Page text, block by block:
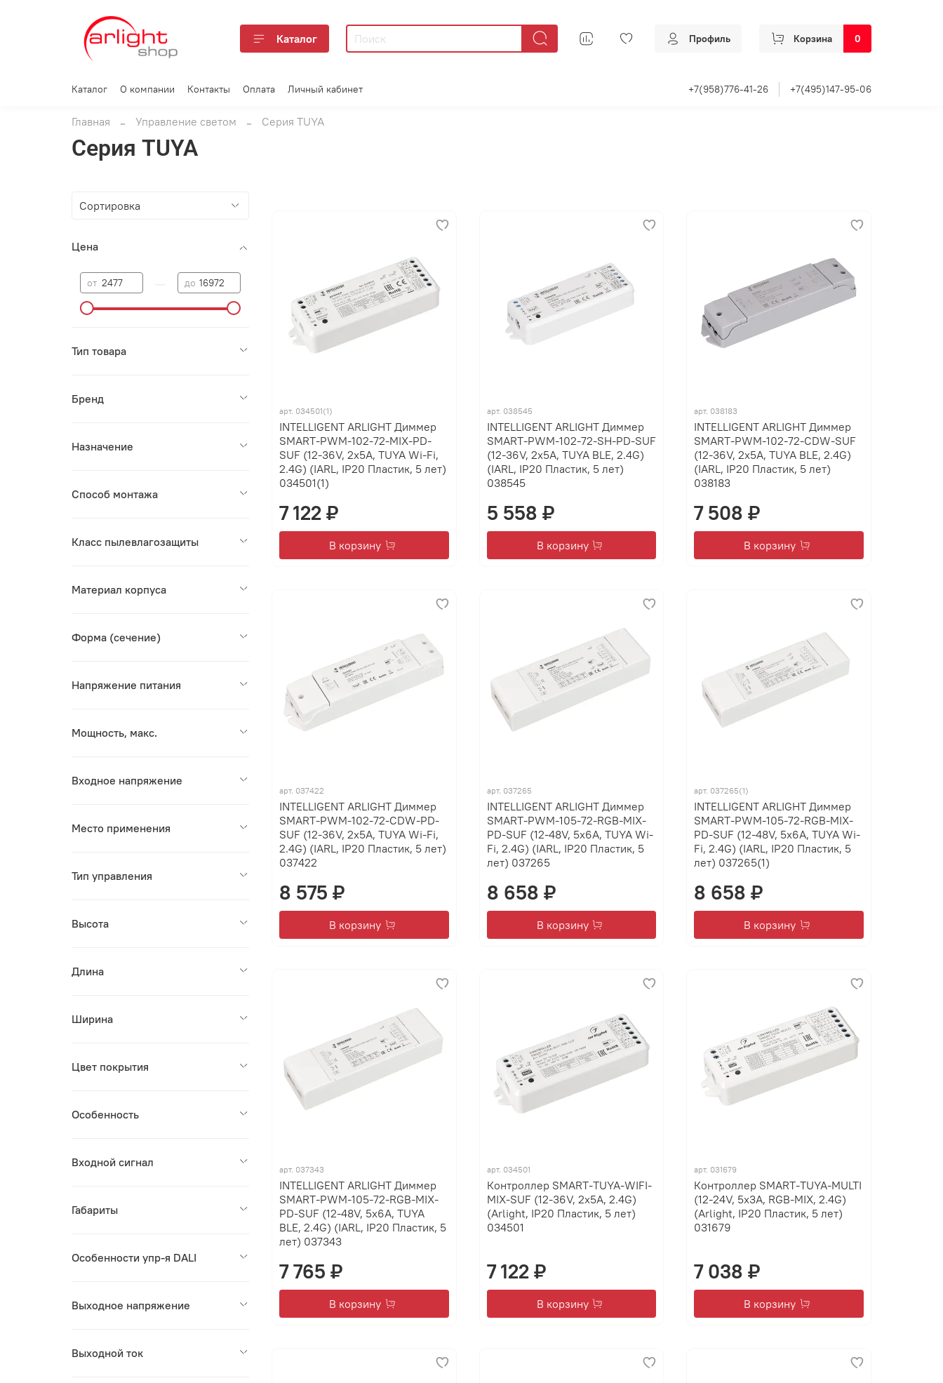
Каталог Профиль Корзина 0
Каталог О компании Контакты Оплата Личный кабинет +7(958)776-41-26 +7(495)147-95-06
Главная Управление светом Серия TUYA
Серия TUYA
арт. 034501(1)
INTELLIGENT ARLIGHT Диммер
SMART-PWM-102-72-MIX-PD-
SUF (12-36V, 2x5A, TUYA Wi-Fi,
2.4G) (IARL, IP20 Пластик, 5 лет)
034501(1)
7 122 ₽
В корзину
арт. 038545
INTELLIGENT ARLIGHT Диммер
SMART-PWM-102-72-SH-PD-SUF
(12-36V, 2x5A, TUYA BLE, 2.4G)
(IARL, IP20 Пластик, 5 лет)
038545
5 558 ₽
В корзину
арт. 038183
INTELLIGENT ARLIGHT Диммер
SMART-PWM-102-72-CDW-SUF
(12-36V, 2x5A, TUYA BLE, 2.4G)
(IARL, IP20 Пластик, 5 лет)
038183
7 508 ₽
В корзину
арт. 037422
INTELLIGENT ARLIGHT Диммер
SMART-PWM-102-72-CDW-PD-
SUF (12-36V, 2x5A, TUYA Wi-Fi,
2.4G) (IARL, IP20 Пластик, 5 лет)
037422
8 575 ₽
В корзину
арт. 037265
INTELLIGENT ARLIGHT Диммер
SMART-PWM-105-72-RGB-MIX-
PD-SUF (12-48V, 5x6A, TUYA Wi-
Fi, 2.4G) (IARL, IP20 Пластик, 5
лет) 037265
8 658 ₽
В корзину
арт. 037265(1)
INTELLIGENT ARLIGHT Диммер
SMART-PWM-105-72-RGB-MIX-
PD-SUF (12-48V, 5x6A, TUYA Wi-
Fi, 2.4G) (IARL, IP20 Пластик, 5
лет) 037265(1)
8 658 ₽
В корзину
арт. 037343
INTELLIGENT ARLIGHT Диммер
SMART-PWM-105-72-RGB-MIX-
PD-SUF (12-48V, 5x6A, TUYA
BLE, 2.4G) (IARL, IP20 Пластик, 5
лет) 037343
7 765 ₽
В корзину
арт. 034501
Контроллер SMART-TUYA-WIFI-
MIX-SUF (12-36V, 2x5A, 2.4G)
(Arlight, IP20 Пластик, 5 лет)
034501
7 122 ₽
В корзину
арт. 031679
Контроллер SMART-TUYA-MULTI
(12-24V, 5x3A, RGB-MIX, 2.4G)
(Arlight, IP20 Пластик, 5 лет)
031679
7 038 ₽
В корзину
Цена
от до
Тип товара
Бренд
Назначение
Способ монтажа
Класс пылевлагозащиты
Материал корпуса
Форма (сечение)
Напряжение питания
Мощность, макс.
Входное напряжение
Место применения
Тип управления
Высота
Длина
Ширина
Цвет покрытия
Особенность
Входной сигнал
Габариты
Особенности упр-я DALI
Выходное напряжение
Выходной ток